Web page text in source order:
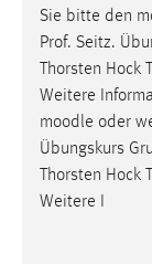
Sie bitte den
Prof. Seitz.
Thorsten Hock
Weitere
moodle oder
Übungskurs
Thorsten Hock
Weitere I